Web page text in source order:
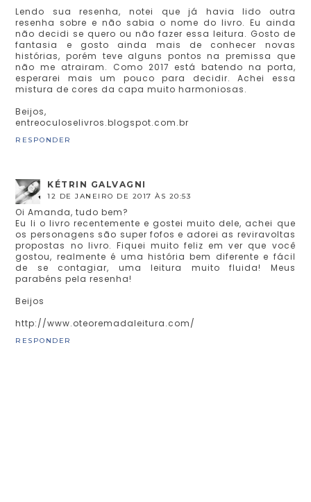
Lendo sua resenha, notei que já havia lido outra
resenha sobre e não sabia o nome do livro. Eu ainda
não decidi se quero ou não fazer essa leitura. Gosto de
fantasia e gosto ainda mais de conhecer novas
histórias, porém teve alguns pontos na premissa que
não me atrairam. Como 2017 está batendo na porta,
esperarei mais um pouco para decidir. Achei essa
mistura de cores da capa muito harmoniosas.
Beijos,
entreoculoselivros.blogspot.com.br
RESPONDER
KÉTRIN GALVAGNI
12 DE JANEIRO DE 2017 ÀS 20:53
Oi Amanda, tudo bem?
Eu li o livro recentemente e gostei muito dele, achei que
os personagens são super fofos e adorei as reviravoltas
propostas no livro. Fiquei muito feliz em ver que você
gostou, realmente é uma história bem diferente e fácil
de se contagiar, uma leitura muito fluida! Meus
parabéns pela resenha!
Beijos
http://www.oteoremadaleitura.com/
RESPONDER